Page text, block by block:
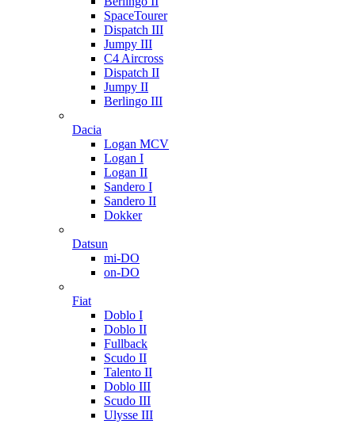
SpaceTourer
Dispatch III
Jumpy III
C4 Aircross
Dispatch II
Jumpy II
Berlingo III
Dacia
Logan MCV
Logan I
Logan II
Sandero I
Sandero II
Dokker
Datsun
mi-DO
on-DO
Fiat
Doblo I
Doblo II
Fullback
Scudo II
Talento II
Doblo III
Scudo III
Ulysse III